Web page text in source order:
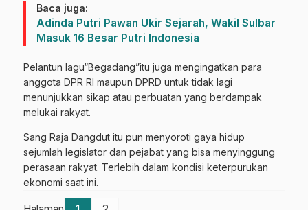
Baca juga:
Adinda Putri Pawan Ukir Sejarah, Wakil Sulbar
Masuk 16 Besar Putri Indonesia
Pelantun lagu“Begadang”itu juga mengingatkan para
anggota DPR RI maupun DPRD untuk tidak lagi
menunjukkan sikap atau perbuatan yang berdampak
melukai rakyat.
Sang Raja Dangdut itu pun menyoroti gaya hidup
sejumlah legislator dan pejabat yang bisa menyinggung
perasaan rakyat. Terlebih dalam kondisi keterpurukan
ekonomi saat ini.